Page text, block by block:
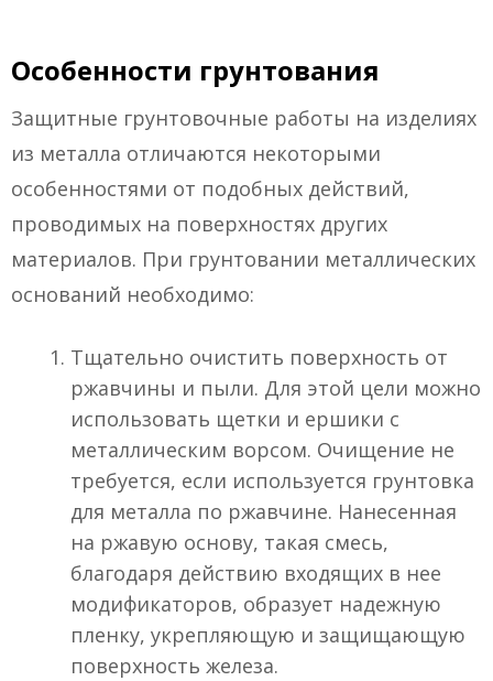
Особенности грунтования
Защитные грунтовочные работы на изделиях
из металла отличаются некоторыми
особенностями от подобных действий,
проводимых на поверхностях других
материалов. При грунтовании металлических
оснований необходимо:
Тщательно очистить поверхность от
ржавчины и пыли. Для этой цели можно
использовать щетки и ершики с
металлическим ворсом. Очищение не
требуется, если используется грунтовка
для металла по ржавчине. Нанесенная
на ржавую основу, такая смесь,
благодаря действию входящих в нее
модификаторов, образует надежную
пленку, укрепляющую и защищающую
поверхность железа.